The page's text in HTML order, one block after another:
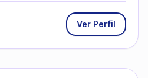
Ver Perfil